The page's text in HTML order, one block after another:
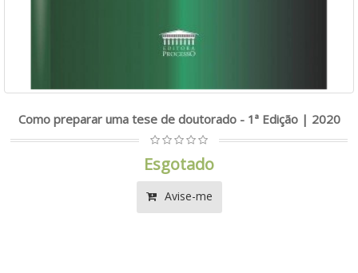
Como preparar uma tese de doutorado - 1ª Edição | 2020
Esgotado
Avise-me